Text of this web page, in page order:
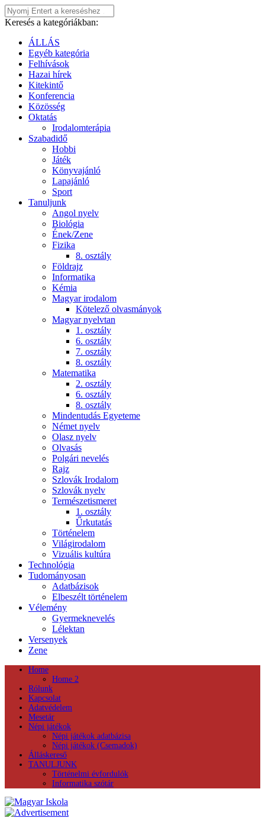
Keresés a kategóriákban:
ÁLLÁS
Egyéb kategória
Felhívások
Hazai hírek
Kitekintő
Konferencia
Közösség
Oktatás
Irodalomterápia
Szabadidő
Hobbi
Játék
Könyvajánló
Lapajánló
Sport
Tanuljunk
Angol nyelv
Biológia
Ének/Zene
Fizika
8. osztály
Földrajz
Informatika
Kémia
Magyar irodalom
Kötelező olvasmányok
Magyar nyelvtan
1. osztály
6. osztály
7. osztály
8. osztály
Matematika
2. osztály
6. osztály
8. osztály
Mindentudás Egyeteme
Német nyelv
Olasz nyelv
Olvasás
Polgári nevelés
Rajz
Szlovák Irodalom
Szlovák nyelv
Természetismeret
1. osztály
Űrkutatás
Történelem
Világirodalom
Vizuális kultúra
Technológia
Tudományosan
Adatbázisok
Elbeszélt történelem
Vélemény
Gyermeknevelés
Lélektan
Versenyek
Zene
Home
Home 2
Rólunk
Kapcsolat
Adatvédelem
Mesetár
Népi játékok
Népi játékok adatbázisa
Népi játékok (Csemadok)
Álláskereső
TANULJUNK
Történelmi évfordulók
Informatika szótár